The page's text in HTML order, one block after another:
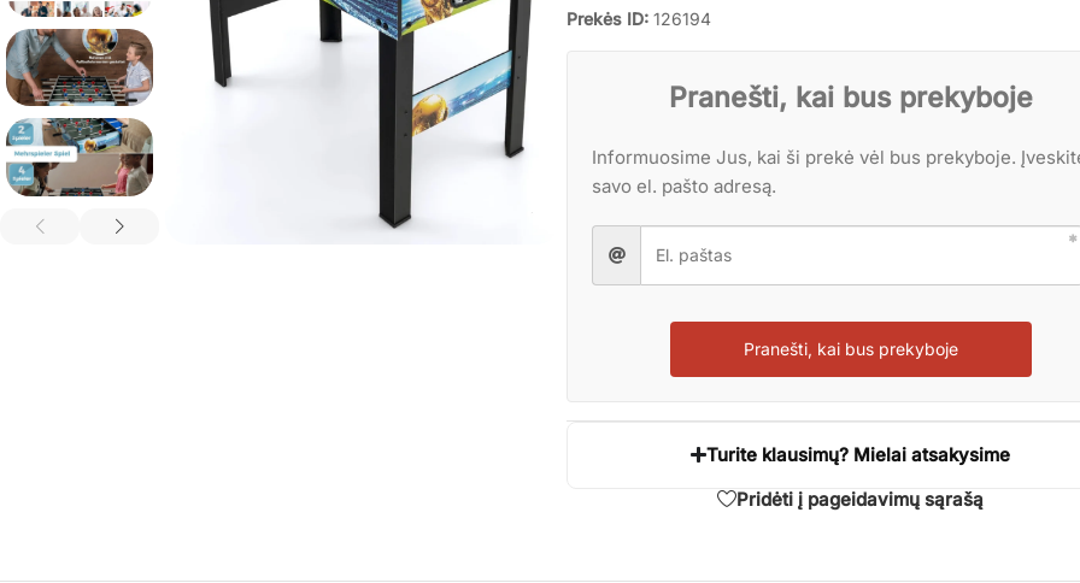
Prekės ID: 126194
Pranešti, kai bus prekyboje
Informuosime Jus, kai ši prekė vėl bus prekyboje.
savo el. pašto adresą.
Pranešti, kai bus prekyboje
Turite klausimų? Mielai atsakysime
Pridėti į pageidavimų sąrašą